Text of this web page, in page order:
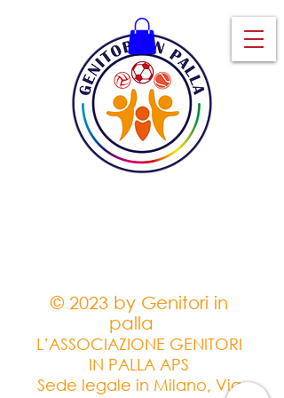
© 2023 by Genitori in
palla
L’ASSOCIAZIONE GENITORI
IN PALLA APS
Sede legale in Milano, Via